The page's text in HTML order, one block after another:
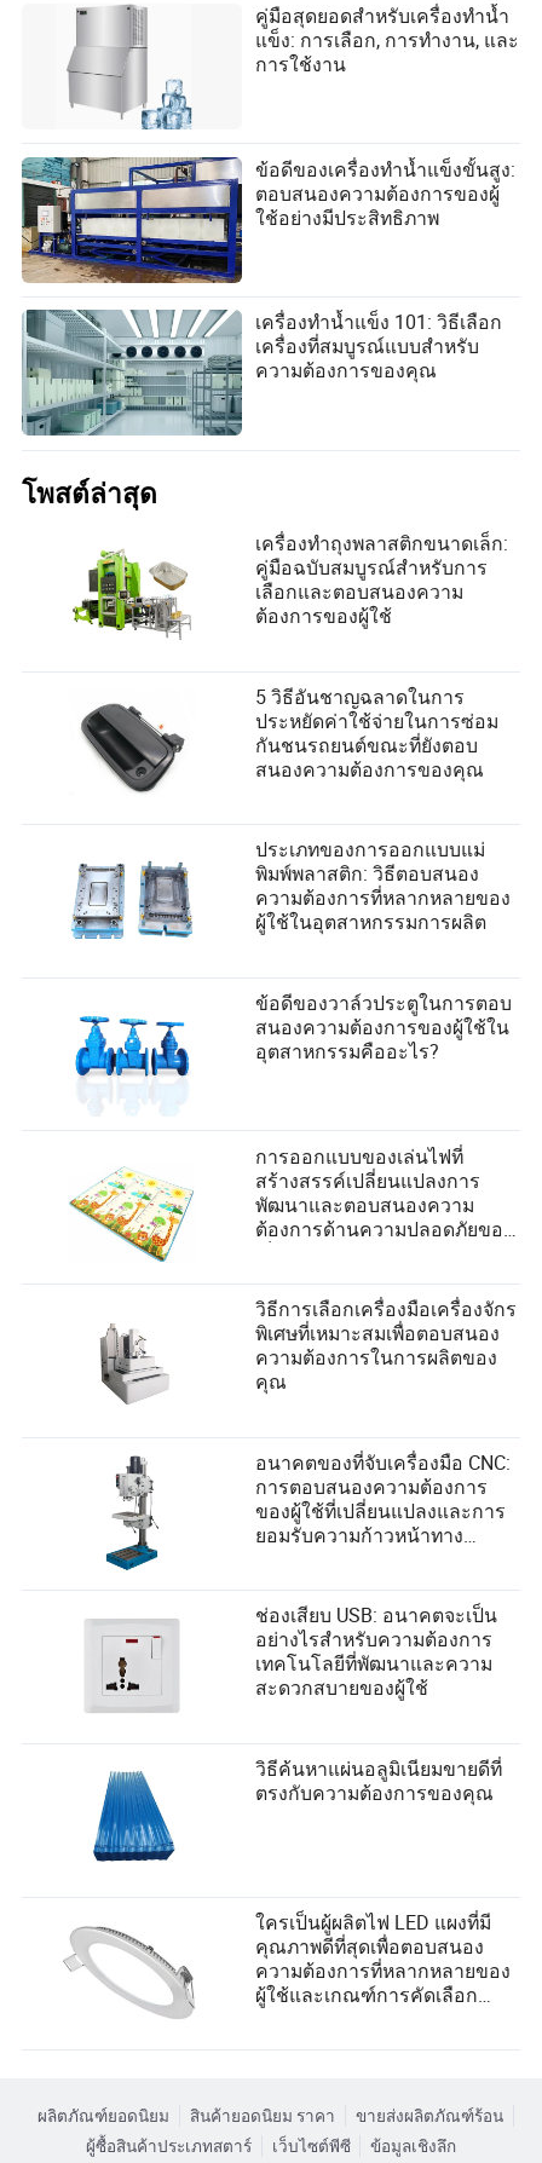
คู่มือสุดยอดสำหรับเครื่องทำน้ำ
แข็ง: การเลือก, การทำงาน, และ
การใช้งาน
ข้อดีของเครื่องทำน้ำแข็งขั้นสูง:
ตอบสนองความต้องการของผู้
ใช้อย่างมีประสิทธิภาพ
เครื่องทำน้ำแข็ง 101: วิธีเลือก
เครื่องที่สมบูรณ์แบบสำหรับ
ความต้องการของคุณ
โพสต์ล่าสุด
เครื่องทำถุงพลาสติกขนาดเล็ก:
คู่มือฉบับสมบูรณ์สำหรับการ
เลือกและตอบสนองความ
ต้องการของผู้ใช้
5 วิธีอันชาญฉลาดในการ
ประหยัดค่าใช้จ่ายในการซ่อม
กันชนรถยนต์ขณะที่ยังตอบ
สนองความต้องการของคุณ
ประเภทของการออกแบบแม่
พิมพ์พลาสติก: วิธีตอบสนอง
ความต้องการที่หลากหลายของ
ผู้ใช้ในอุตสาหกรรมการผลิต
ข้อดีของวาล์วประตูในการตอบ
สนองความต้องการของผู้ใช้ใน
อุตสาหกรรมคืออะไร?
การออกแบบของเล่นไฟที่
สร้างสรรค์เปลี่ยนแปลงการ
พัฒนาและตอบสนองความ
ต้องการด้านความปลอดภัยของ
วิธีการเลือกเครื่องมือเครื่องจักร
พิเศษที่เหมาะสมเพื่อตอบสนอง
ความต้องการในการผลิตของ
คุณ
อนาคตของที่จับเครื่องมือ CNC:
การตอบสนองความต้องการ
ของผู้ใช้ที่เปลี่ยนแปลงและการ
ยอมรับความก้าวหน้าทาง
ช่องเสียบ USB: อนาคตจะเป็น
อย่างไรสำหรับความต้องการ
เทคโนโลยีที่พัฒนาและความ
สะดวกสบายของผู้ใช้
วิธีค้นหาแผ่นอลูมิเนียมขายดีที่
ตรงกับความต้องการของคุณ
ใครเป็นผู้ผลิตไฟ LED แผงที่มี
คุณภาพดีที่สุดเพื่อตอบสนอง
ความต้องการที่หลากหลายของ
ผู้ใช้และเกณฑ์การคัดเลือก
ผลิตภัณฑ์ยอดนิยม สินค้ายอดนิยม ราคา
ขายส่งผลิตภัณฑ์ร้อน
ผู้ซื้อสินค้าประเภทสตาร์
เว็บไซต์พีซี ข้อมูลเชิงลึก